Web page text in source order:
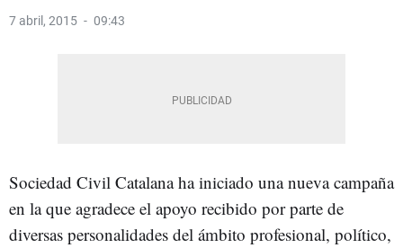
7 abril, 2015 09:43
Sociedad Civil Catalana ha iniciado una nueva campaña
en la que agradece el apoyo recibido por parte de
diversas personalidades del ámbito profesional, político,